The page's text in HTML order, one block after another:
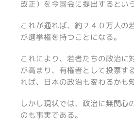
改正）を今国会に提出するという
これが通れば、約２４０万人の
が選挙権を持つことになる。
これにより、若者たちの政治に
が高まり、有権者として投票す
れば、日本の政治も変わるかも
しかし現状では、政治に無関心
のも事実である。